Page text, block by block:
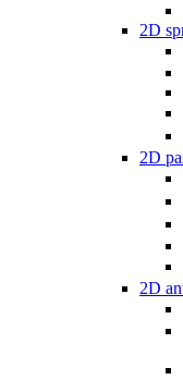
2D
2D
2D